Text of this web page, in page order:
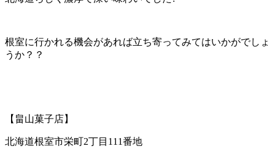
根室に行かれる機会があれば立ち寄ってみてはいかがでしょ
うか？？
【畠山菓子店】
北海道根室市栄町2丁目111番地